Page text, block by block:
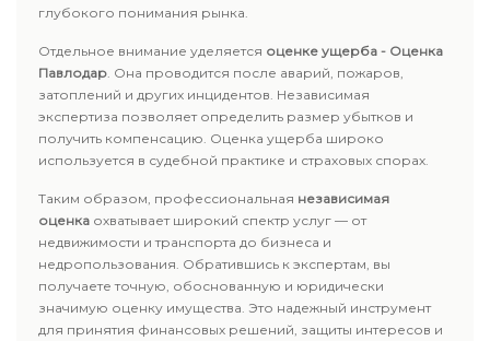
глубокого понимания рынка.
Отдельное внимание уделяется оценке ущерба - Оценка
Павлодар. Она проводится после аварий, пожаров,
затоплений и других инцидентов. Независимая
экспертиза позволяет определить размер убытков и
получить компенсацию. Оценка ущерба широко
используется в судебной практике и страховых спорах.
Таким образом, профессиональная независимая
оценка охватывает широкий спектр услуг — от
недвижимости и транспорта до бизнеса и
недропользования. Обратившись к экспертам, вы
получаете точную, обоснованную и юридически
значимую оценку имущества. Это надежный инструмент
для принятия финансовых решений, защиты интересов и